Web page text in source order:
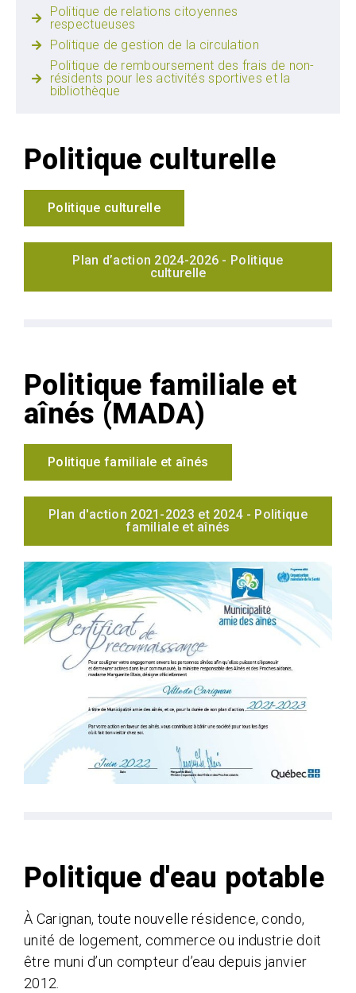
Politique de relations citoyennes
respectueuses
Politique de gestion de la circulation
Politique de remboursement des frais de non-
résidents pour les activités sportives et la
bibliothèque
Politique culturelle
Politique culturelle
Plan d’action 2024-2026 - Politique
culturelle
Politique familiale et
aînés (MADA)
Politique familiale et aînés
Plan d'action 2021-2023 et 2024 - Politique
familiale et aînés
Politique d'eau potable
À Carignan, toute nouvelle résidence, condo,
unité de logement, commerce ou industrie doit
être muni d’un compteur d’eau depuis janvier
2012.